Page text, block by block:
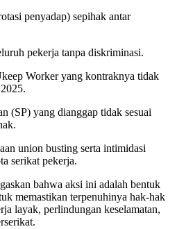
penyadap) sepihak antar
pekerja tanpa diskriminasi.
Worker yang kontraknya tidak
(SP) yang dianggap tidak sesuai
union busting serta intimidasi
serikat pekerja.
bahwa aksi ini adalah bentuk
memastikan terpenuhinya hak-hak
layak, perlindungan keselamatan,